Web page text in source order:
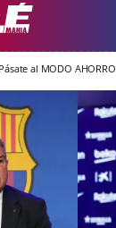
Pásate al MODO AHORRO